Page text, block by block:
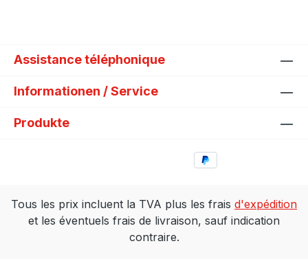
Assistance téléphonique
Informationen / Service
Produkte
Tous les prix incluent la TVA plus les frais d'expédition
et les éventuels frais de livraison, sauf indication
contraire.